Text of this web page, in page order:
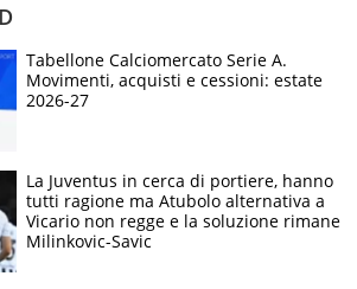
Tabellone Calciomercato Serie A.
Movimenti, acquisti e cessioni: estate
2026-27
La Juventus in cerca di portiere, hanno
tutti ragione ma Atubolo alternativa a
Vicario non regge e la soluzione rimane
Milinkovic-Savic